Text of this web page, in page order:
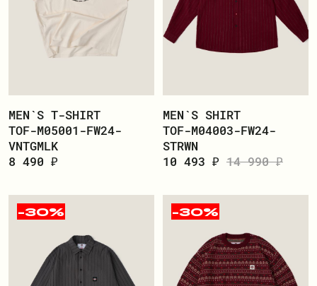
MEN`S T-SHIRT
TOF-M05001-FW24-
VNTGMLK
8 490 ₽
MEN`S SHIRT
TOF-M04003-FW24-
STRWN
10 493 ₽ 14 990 ₽
-30% -30%